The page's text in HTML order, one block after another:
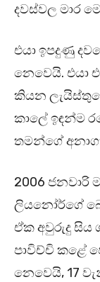
දවස්වල මාර
එයා ඉපදුණු
නෙවෙයි. එයා
කියන
කාලේ ඉඳන්ම
තමන්ගේ
2006 ජනවාරි
ලියනෝර්ගේ
ඒක අවුරුදු සිය
පාවිච්චි කළේ
නෙවෙයි, 17